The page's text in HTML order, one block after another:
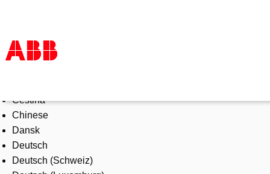
Products & Solutions
Industries
Services
About us
Where to buy
Čeština
Chinese
Dansk
Deutsch
Deutsch (Schweiz)